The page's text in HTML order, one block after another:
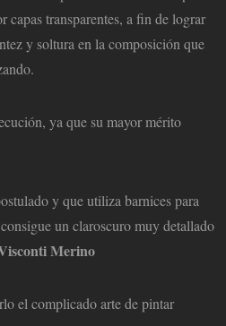
capas transparentes, a fin de lograr
y soltura en la composición que
ya que su mayor mérito
y que utiliza barnices para
un claroscuro muy detallado
Merino
el complicado arte de pintar